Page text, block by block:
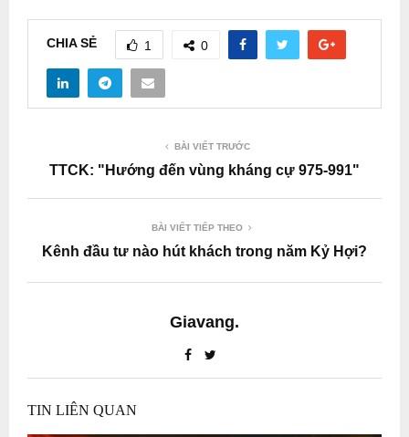
CHIA SẺ 1 0
BÀI VIẾT TRƯỚC
TTCK: "Hướng đến vùng kháng cự 975-991"
BÀI VIẾT TIẾP THEO
Kênh đầu tư nào hút khách trong năm Kỷ Hợi?
Giavang.
TIN LIÊN QUAN